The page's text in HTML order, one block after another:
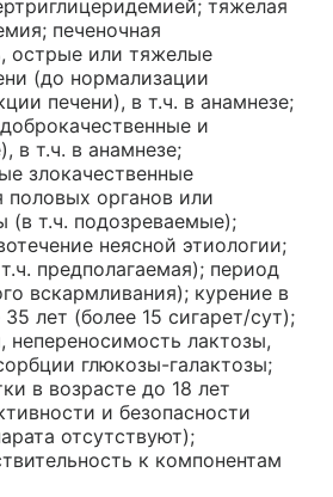
тяжелая
печеночная
острые или тяжелые
(до нормализации
печени), в т.ч. в анамнезе;
и
в т.ч. в анамнезе;
злокачественные
половых органов или
(в т.ч. подозреваемые);
неясной этиологии;
предполагаемая); период
вскармливания); курение в
лет (более 15 сигарет/сут);
непереносимость лактозы,
глюкозы-галактозы;
в возрасте до 18 лет
и безопасности
отсутствуют);
к компонентам